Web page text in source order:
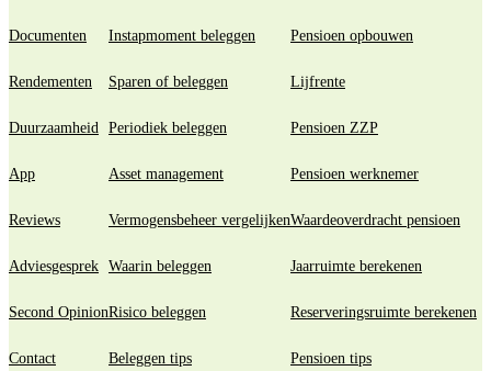
Documenten
Rendementen
Duurzaamheid
App
Reviews
Adviesgesprek
Second Opinion
Contact
Instapmoment beleggen
Sparen of beleggen
Periodiek beleggen
Asset management
Vermogensbeheer vergelijken
Waarin beleggen
Risico beleggen
Beleggen tips
Pensioen opbouwen
Lijfrente
Pensioen ZZP
Pensioen werknemer
Waardeoverdracht pensioen
Jaarruimte berekenen
Reserveringsruimte berekenen
Pensioen tips